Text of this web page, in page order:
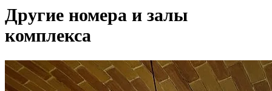
Другие номера и залы
комплекса